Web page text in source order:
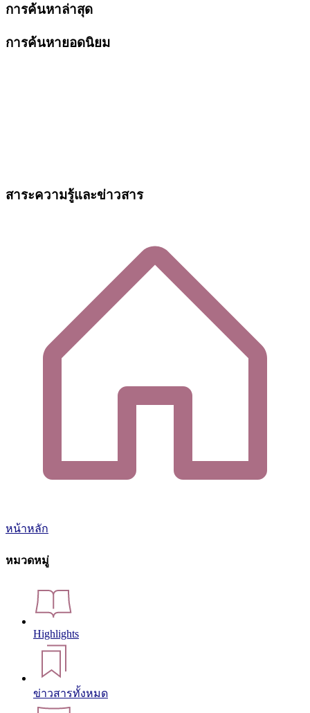
การค้นหาล่าสุด
การค้นหายอดนิยม
สาระความรู้และข่าวสาร
หน้าหลัก
หมวดหมู่
Highlights
ข่าวสารทั้งหมด